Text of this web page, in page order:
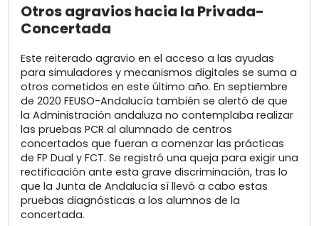
Otros agravios hacia la Privada-
Concertada
Este reiterado agravio en el acceso a las ayudas
para simuladores y mecanismos digitales se suma a
otros cometidos en este último año. En septiembre
de 2020 FEUSO-Andalucía también se alertó de que
la Administración andaluza no contemplaba realizar
las pruebas PCR al alumnado de centros
concertados que fueran a comenzar las prácticas
de FP Dual y FCT. Se registró una queja para exigir una
rectificación ante esta grave discriminación, tras lo
que la Junta de Andalucía sí llevó a cabo estas
pruebas diagnósticas a los alumnos de la
concertada.